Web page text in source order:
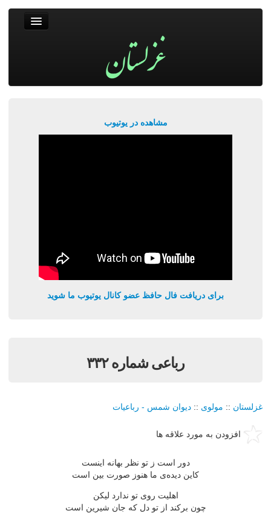
مشاهده در یوتیوب
برای دریافت فال حافظ عضو کانال یوتیوب ما شوید
رباعی شماره ۳۳۲
غزلستان :: مولوی :: دیوان شمس - رباعیات
افزودن به مورد علاقه ها
دور است ز تو نظر بهانه اینست
کاین دیده‌ی ما هنوز صورت بین است
اهلیت روی تو ندارد لیکن
چون برکند از تو دل که جان شیرین است